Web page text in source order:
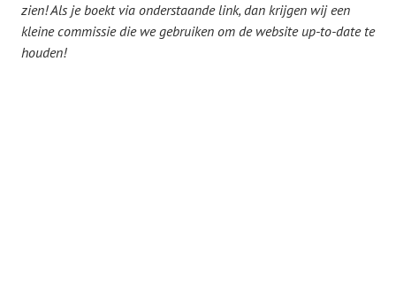
zien! Als je boekt via onderstaande link, dan krijgen wij een
kleine commissie die we gebruiken om de website up-to-date te
houden!